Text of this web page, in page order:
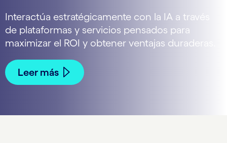
Interactúa estratégicamente con la IA a través
de plataformas y servicios pensados para
maximizar el ROI y obtener ventajas duraderas.
Leer más